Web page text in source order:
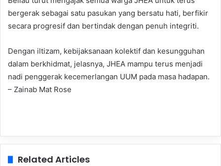
bergerak sebagai satu pasukan yang bersatu hati, berfikir
secara progresif dan bertindak dengan penuh integriti.
Dengan iltizam, kebijaksanaan kolektif dan kesungguhan
dalam berkhidmat, jelasnya, JHEA mampu terus menjadi
nadi penggerak kecemerlangan UUM pada masa hadapan.
– Zainab Mat Rose
Related Articles